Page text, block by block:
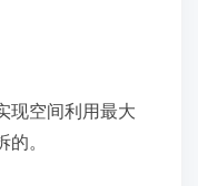
现空间利用最大
。